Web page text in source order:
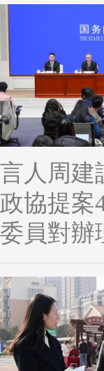
言人周建
政協提案
委員對辦